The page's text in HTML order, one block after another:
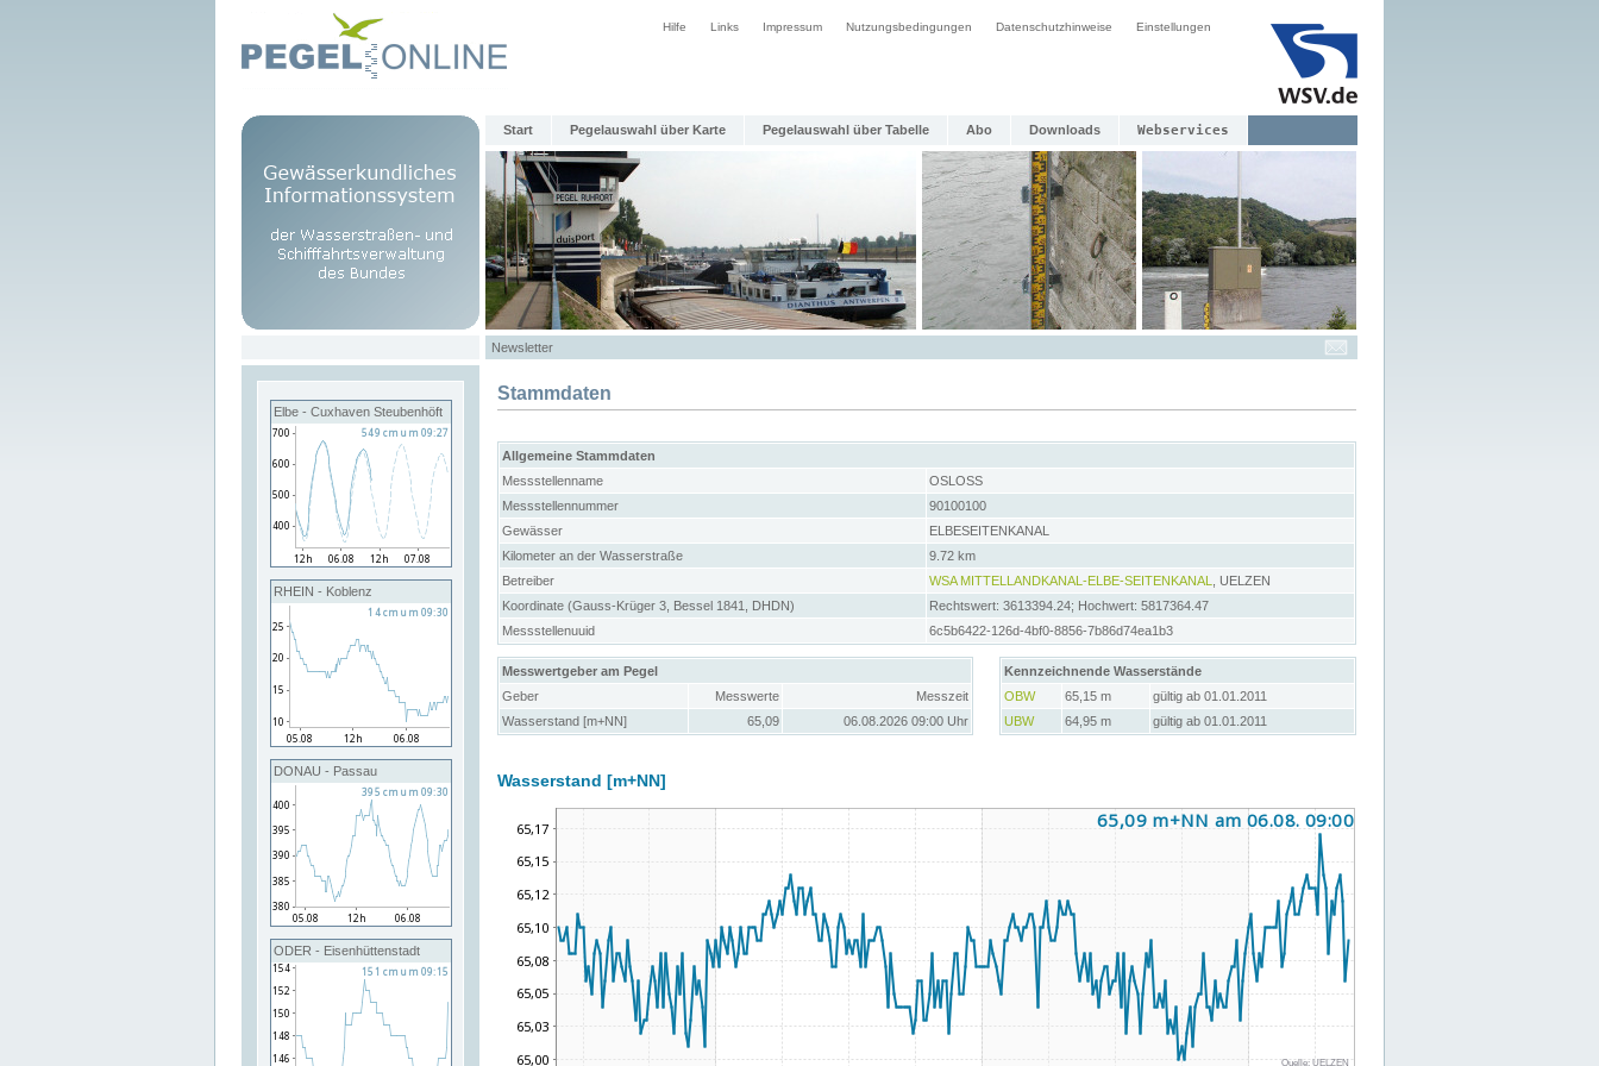
Hilfe Links Impressum Nutzungsbedingungen Datenschutzhinweise Einstellungen
Start Pegelauswahl über Karte Pegelauswahl über Tabelle Abo Downloads Webservices
Newsletter
Elbe - Cuxhaven Steubenhöft
RHEIN - Koblenz
DONAU - Passau
ODER - Eisenhüttenstadt
Stammdaten
Allgemeine Stammdaten
Messstellenname
OSLOSS
Messstellennummer
90100100
Gewässer
ELBESEITENKANAL
Kilometer an der Wasserstraße
9.72 km
Betreiber
WSA MITTELLANDKANAL-ELBE-SEITENKANAL
, UELZEN
Koordinate (Gauss-Krüger 3, Bessel 1841, DHDN)
Rechtswert: 3613394.24; Hochwert: 5817364.47
Messstellenuuid
6c5b6422-126d-4bf0-8856-7b86d74ea1b3
Messwertgeber am Pegel
Geber
Messwerte
Messzeit
Wasserstand [m+NN]
65,09 06.08.2026 09:00 Uhr
Kennzeichnende Wasserstände
OBW
65,15 m
gültig ab 01.01.2011
UBW
64,95 m gültig ab 01.01.2011
Wasserstand [m+NN]